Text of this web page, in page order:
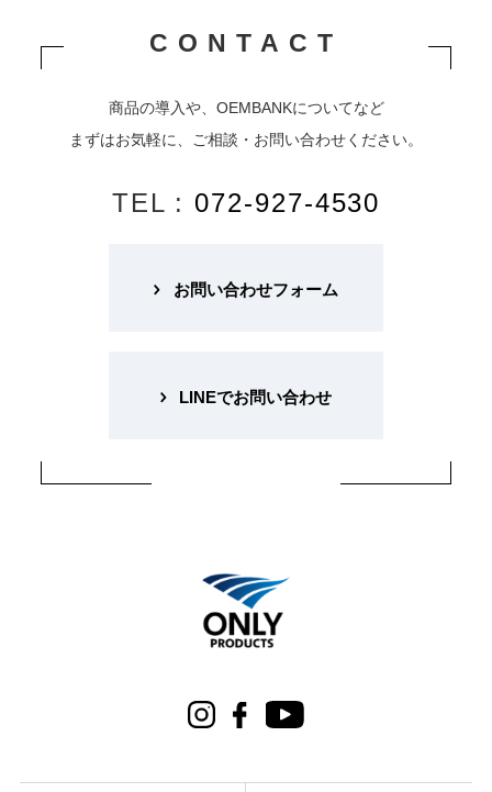
CONTACT
商品の導入や、OEMBANKについてなど
まずはお気軽に、ご相談・お問い合わせください。
TEL : 072-927-4530
お問い合わせフォーム
LINEでお問い合わせ